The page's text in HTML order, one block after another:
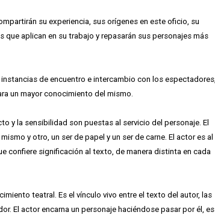
su experiencia, sus orígenes en este oficio, su
aplican en su trabajo y repasarán sus personajes más
de encuentro e intercambio con los espectadores,
un mayor conocimiento del mismo.
y la sensibilidad son puestas al servicio del personaje. El
y otro, un ser de papel y un ser de carne. El actor es al
confiere significación al texto, de manera distinta en cada
teatral. Es el vínculo vivo entre el texto del autor, las
El actor encarna un personaje haciéndose pasar por él, es